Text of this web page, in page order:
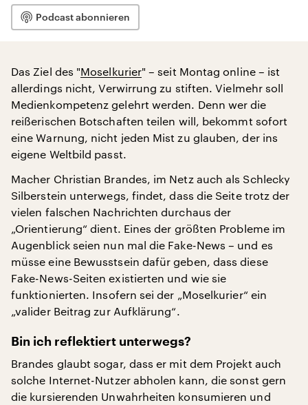
Podcast abonnieren
Das Ziel des "Moselkurier" – seit Montag online – ist
allerdings nicht, Verwirrung zu stiften. Vielmehr soll
Medienkompetenz gelehrt werden. Denn wer die
reißerischen Botschaften teilen will, bekommt sofort
eine Warnung, nicht jeden Mist zu glauben, der ins
eigene Weltbild passt.
Macher Christian Brandes, im Netz auch als Schlecky
Silberstein unterwegs, findet, dass die Seite trotz der
vielen falschen Nachrichten durchaus der
„Orientierung“ dient. Eines der größten Probleme im
Augenblick seien nun mal die Fake-News – und es
müsse eine Bewusstsein dafür geben, dass diese
Fake-News-Seiten existierten und wie sie
funktionierten. Insofern sei der „Moselkurier“ ein
„valider Beitrag zur Aufklärung“.
Bin ich reflektiert unterwegs?
Brandes glaubt sogar, dass er mit dem Projekt auch
solche Internet-Nutzer abholen kann, die sonst gern
die kursierenden Unwahrheiten konsumieren und